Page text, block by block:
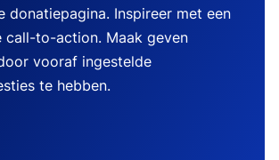
donatiepagina. Inspireer met een
call-to-action. Maak geven
vooraf ingestelde
te hebben.